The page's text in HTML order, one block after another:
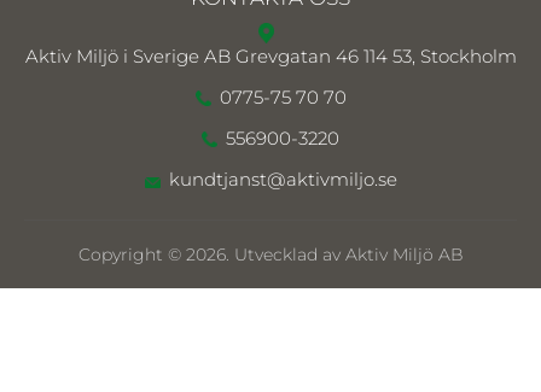
Aktiv Miljö i Sverige AB Grevgatan 46 114 53, Stockholm
0775-75 70 70
556900-3220
kundtjanst@aktivmiljo.se
Copyright © 2026. Utvecklad av Aktiv Miljö AB